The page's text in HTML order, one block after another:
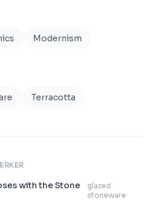
Modernism
Terracotta
with the Stone
glazed
stoneware